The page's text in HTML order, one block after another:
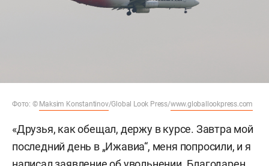
Фото: © Maksim Konstantinov/Global Look Press/www.globallookpress.com
«Друзья, как обещал, держу в курсе. Завтра мой
последний день в „Ижавиа“, меня попросили, и я